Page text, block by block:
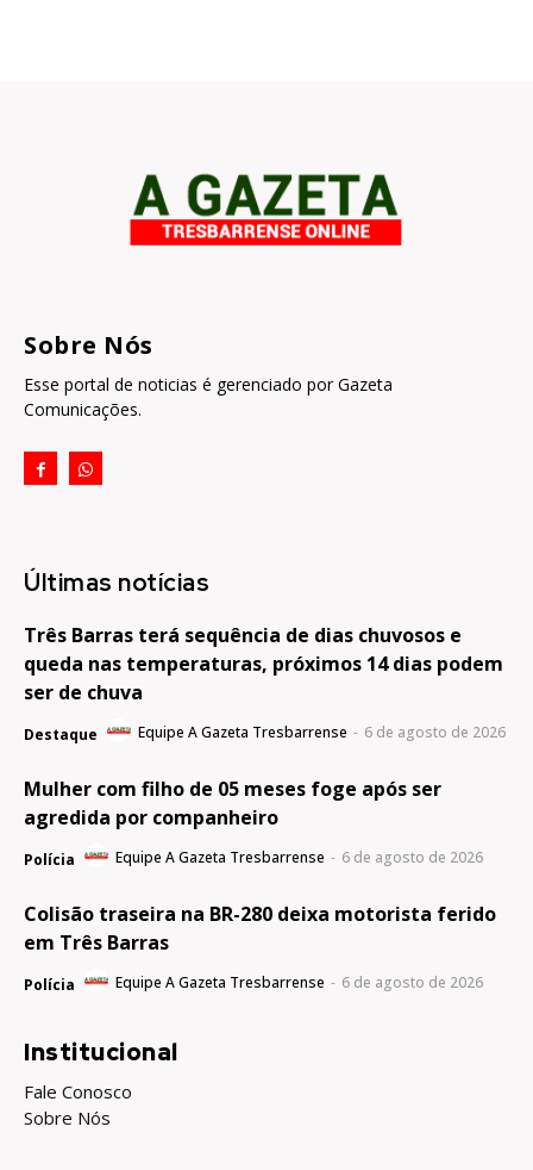
Sobre Nós
Esse portal de noticias é gerenciado por Gazeta
Comunicações.
Últimas notícias
Três Barras terá sequência de dias chuvosos e
queda nas temperaturas, próximos 14 dias podem
ser de chuva
Destaque Equipe A Gazeta Tresbarrense - 6 de agosto de 2026
Mulher com filho de 05 meses foge após ser
agredida por companheiro
Polícia Equipe A Gazeta Tresbarrense - 6 de agosto de 2026
Colisão traseira na BR-280 deixa motorista ferido
em Três Barras
Polícia Equipe A Gazeta Tresbarrense - 6 de agosto de 2026
Institucional
Fale Conosco
Sobre Nós